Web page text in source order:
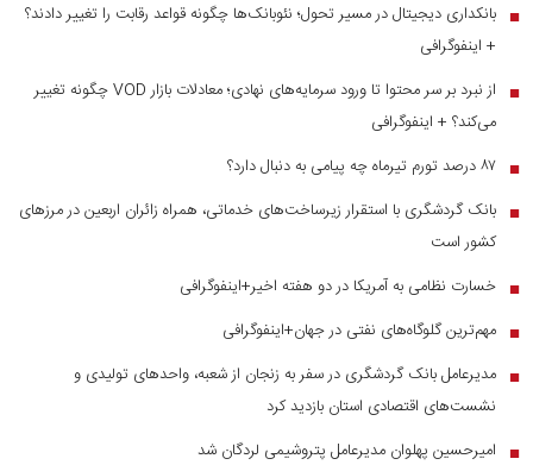
■ بانکداری دیجیتال در مسیر تحول؛ نئوبانک‌ها چگونه قواعد رقابت را تغییر دادند؟
+ اینفوگرافی
■
از نبرد بر سر محتوا تا ورود سرمایه‌های نهادی؛ معادلات بازار VOD چگونه تغییر
می‌کند؟ + اینفوگرافی
■ ۸۷ درصد تورم تیرماه چه پیامی به دنبال دارد؟
■ بانک گردشگری با استقرار زیرساخت‌های خدماتی، همراه زائران اربعین در مرز‌های
کشور است
■ خسارت نظامی به آمریکا در دو هفته اخیر+اینفوگرافی
■ مهم‌ترین گلوگاه‌های نفتی در جهان+اینفوگرافی
■ مدیرعامل بانک گردشگری در سفر به زنجان از شعبه، واحدهای تولیدی و
نشست‌های اقتصادی استان بازدید کرد
■ امیرحسین پهلوان مدیرعامل پتروشیمی لردگان شد